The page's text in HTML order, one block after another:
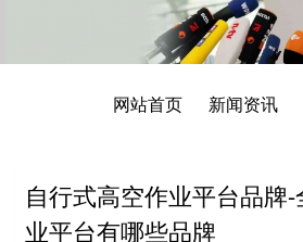
网站首页 新闻资讯
自行式高空作业平台品牌
业平台有哪些品牌